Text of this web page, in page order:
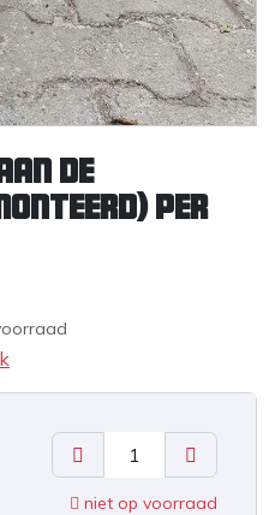
de
PER
niet op voorraad